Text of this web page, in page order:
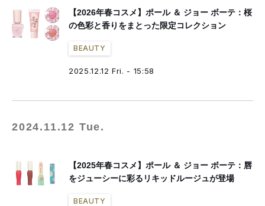
【2026年春コスメ】ポール ＆ ジョー ボーテ：桜
の色彩と香りをまとった限定コレクション
BEAUTY
2025.12.12 Fri. - 15:58
2024.11.12 Tue.
【2025年春コスメ】ポール ＆ ジョー ボーテ：唇
をジューシーに彩るリキッドルージュが登場
BEAUTY